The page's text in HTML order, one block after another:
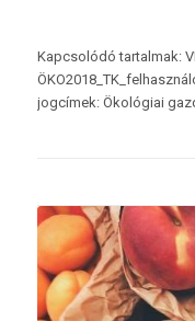
Kapcsolódó tartalmak:
jogcímek: Ökológiai